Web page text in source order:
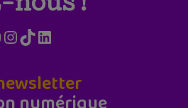
nous !
Instagram
TikTokLinkedIn